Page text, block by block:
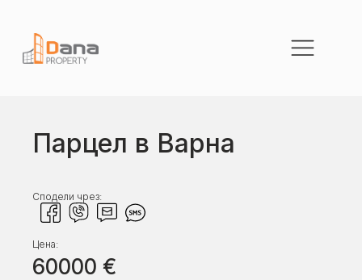
Парцел в Варна
Сподели чрез:
Цена:
60000 €